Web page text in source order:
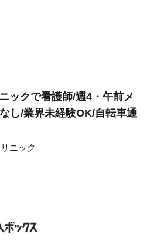
ックで看護師/週4・午前メ
し/業界未経験OK/自転車通
ニック